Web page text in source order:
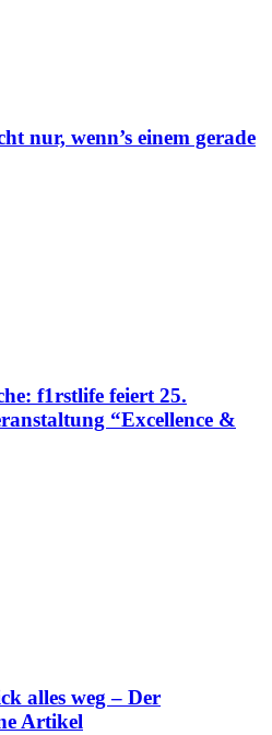
nur, wenn’s einem gerade
f1rstlife feiert 25.
“Excellence &
alles weg – Der
Artikel